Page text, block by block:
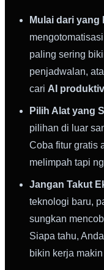
Mulai dari yang
paling sering
penjadwalan,
cari AI
Pilih Alat yang
pilihan di luar
Coba fitur gratis
melimpah tapi
Jangan Takut
teknologi baru,
sungkan
Siapa tahu,
bikin kerja